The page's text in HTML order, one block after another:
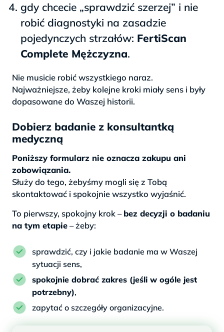
gdy chcecie „sprawdzić szerzej” i nie
robić diagnostyki na zasadzie
pojedynczych strzałów: FertiScan
Complete Mężczyzna.
Nie musicie robić wszystkiego naraz.
Najważniejsze, żeby kolejne kroki miały sens i były
dopasowane do Waszej historii.
Dobierz badanie z konsultantką
medyczną
Poniższy formularz nie oznacza zakupu ani
zobowiązania.
Służy do tego, żebyśmy mogli się z Tobą
skontaktować i spokojnie wszystko wyjaśnić.
To pierwszy, spokojny krok –bez decyzji o badaniu
na tym etapie– żeby:
sprawdzić, czy i jakie badanie ma w Waszej
sytuacji sens,
spokojnie dobrać zakres (jeśli w ogóle jest
potrzebny),
zapytać o szczegóły organizacyjne.